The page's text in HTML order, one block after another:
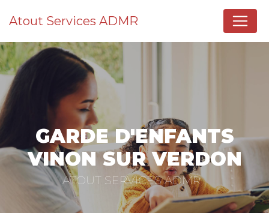
Atout Services ADMR
GARDE D'ENFANTS
VINON SUR VERDON
ATOUT SERVICES ADMR